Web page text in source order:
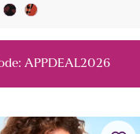
APPDEAL2026